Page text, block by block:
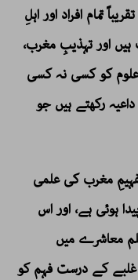
تمام افراد اور اہلِ
ہیں اور تہذیبِ مغرب،
علوم کو کسی نہ کسی
رکھتے ہیں جو
مغرب کی علمی
ہوئی ہے، اور اس
معاشرے میں
غلبے کے درست فہم کو